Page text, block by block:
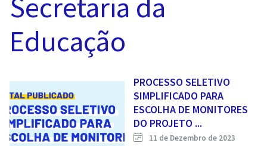
Secretaria da
Educação
PROCESSO SELETIVO
SIMPLIFICADO PARA
ESCOLHA DE MONITORES
DO PROJETO ...
11 de Dezembro de 2023